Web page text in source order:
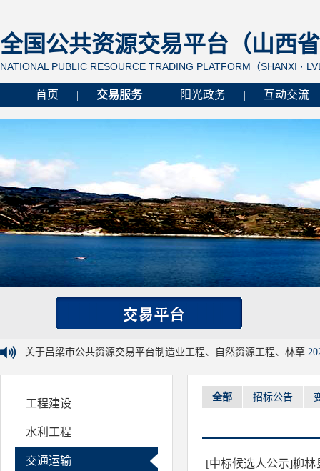
全国公共资源交易平台（山西
NATIONAL PUBLIC RESOURCE TRADING PLATFORM（SHANXI ·
首页 交易服务 阳光政务 互动交流
关于吕梁市公共资源交易平台制造业工程、自然资源工程、林草
工程建设
水利工程
交通运输
全部 招标公告
[中标候选人公示]柳林